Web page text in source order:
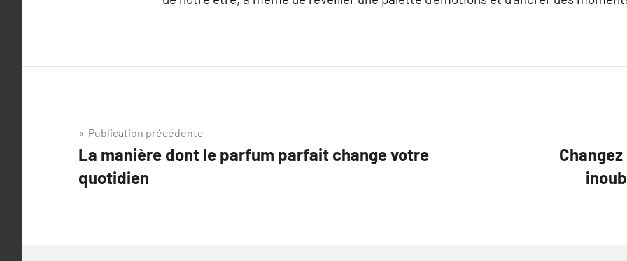
Navigation
de
l’article
Publication précédente
La manière dont le parfum parfait change votre
quotidien